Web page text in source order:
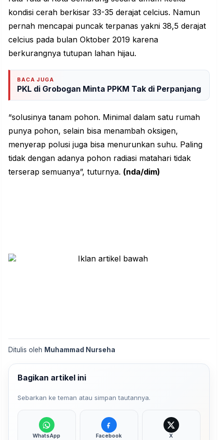
kondisi cerah berkisar 33-35 derajat celcius. Namun
pernah mencapai puncak terpanas yakni 38,5 derajat
celcius pada bulan Oktober 2019 karena
berkurangnya tutupan lahan hijau.
BACA JUGA
PKL di Grobogan Minta PPKM Tak di Perpanjang
“solusinya tanam pohon. Minimal dalam satu rumah
punya pohon, selain bisa menambah oksigen,
menyerap polusi juga bisa menurunkan suhu. Paling
tidak dengan adanya pohon radiasi matahari tidak
terserap semuanya”, tuturnya. (nda/dim)
Ditulis oleh Muhammad Nurseha
Bagikan artikel ini
Sebarkan ke teman atau simpan tautannya.
WhatsApp Facebook X